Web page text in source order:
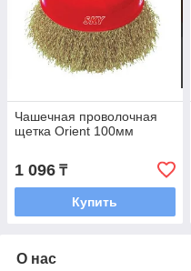
Чашечная проволочная
щетка Orient 100мм
1 096 ₸
Купить
О нас